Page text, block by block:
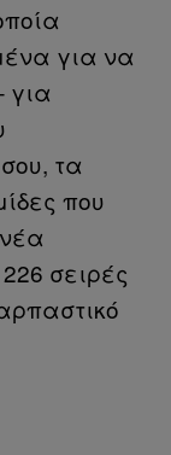
για να
για
τα
που
σειρές